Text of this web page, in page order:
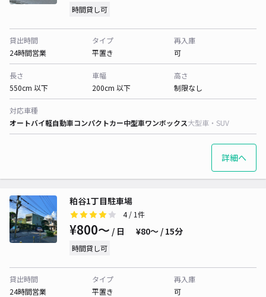
時間貸し可
貸出時間
24時間営業
タイプ
平置き
再入庫
可
長さ
550cm 以下
車幅
200cm 以下
高さ
制限なし
対応車種
オートバイ軽自動車コンパクトカー中型車ワンボックス大型車・SUV
詳細へ
粕谷1丁目駐車場
4/ 1件
¥800〜 / 日 ¥80〜 / 15分
時間貸し可
貸出時間
24時間営業
タイプ
平置き
再入庫
可